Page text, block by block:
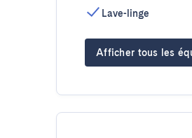
Lave-linge
Afficher tous les